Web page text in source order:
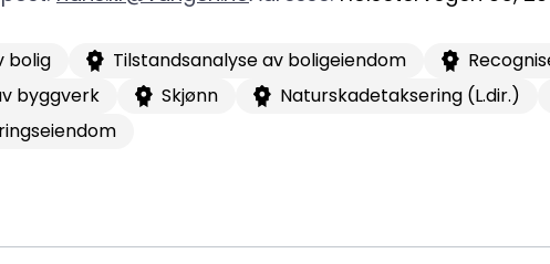
bolig Tilstandsanalyse av boligeiendom
byggverk
Skjønn Naturskadetaksering (L.dir.)